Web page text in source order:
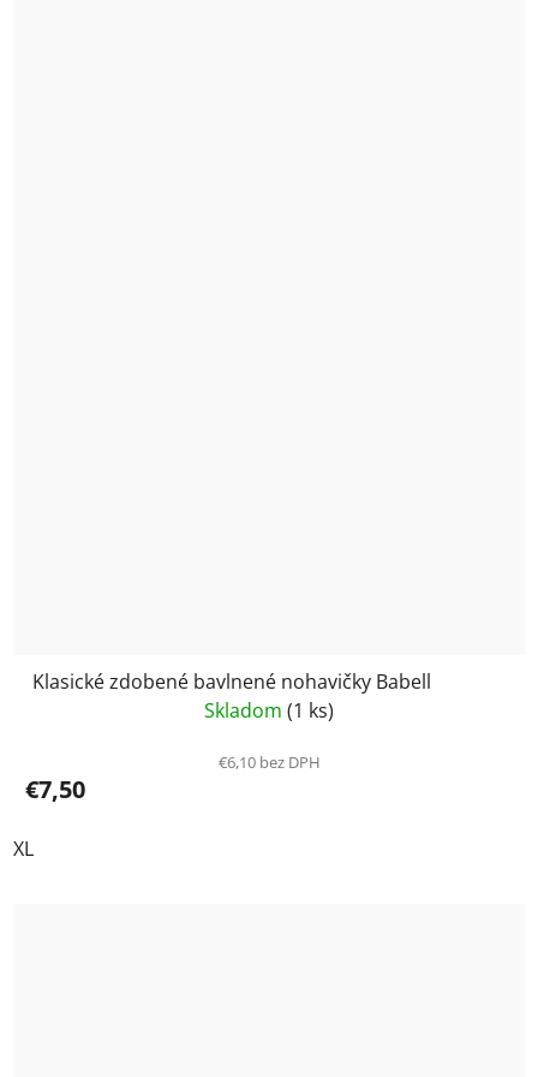
Klasické zdobené bavlnené nohavičky Babell
Skladom (1 ks)
€6,10 bez DPH
€7,50
XL